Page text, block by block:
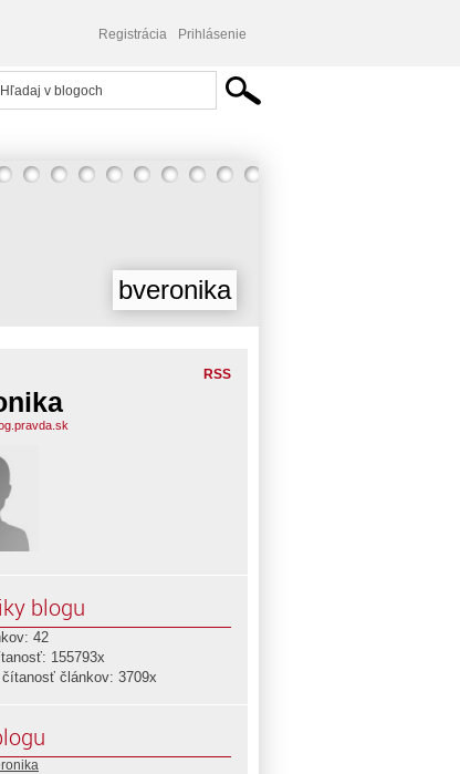
Registrácia Prihlásenie
bveronika
RSS
blogu
42
155793x
čítanosť článkov: 3709x